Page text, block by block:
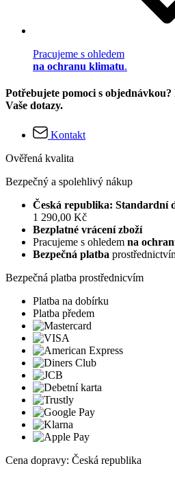
Pracujeme s ohledem
na ochranu klimatu.
Potřebujete pomoci s
Vaše dotazy.
Kontakt
Ověřená kvalita
Bezpečný a spolehlivý nákup
Česká republika: Standardní
1 290,00 Kč
Bezplatné vrácení zboží
Pracujeme s ohledem na
Bezpečná platba
Bezpečná platba prostřednicvím
Platba na dobírku
Platba předem
Cena dopravy: Česká republika